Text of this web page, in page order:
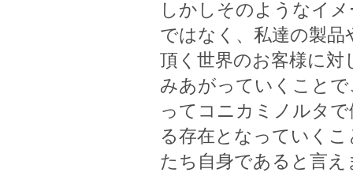
しかしそのようなイ
ではなく、私達の製
頂く世界のお客様に
みあがっていくこと
ってコニカミノルタ
る存在となっていく
たち自身であると言え